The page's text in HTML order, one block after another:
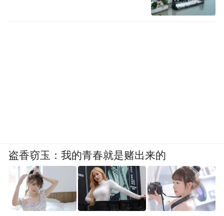
盗香窃玉：我的青春就是赌出来的